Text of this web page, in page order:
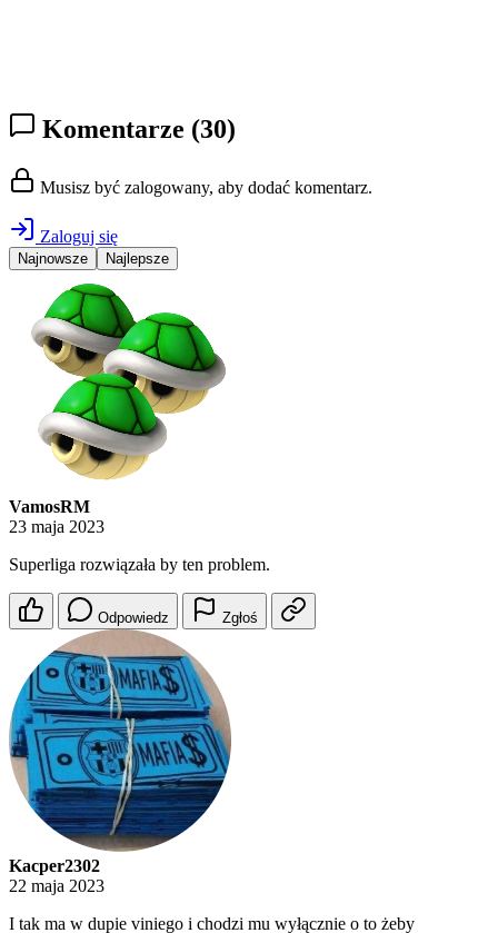
Komentarze (30)
Musisz być zalogowany, aby dodać komentarz.
Zaloguj się
Najnowsze Najlepsze
VamosRM
23 maja 2023
Superliga rozwiązała by ten problem.
Odpowiedz Zgłoś
Kacper2302
22 maja 2023
I tak ma w dupie viniego i chodzi mu wyłącznie o to żeby